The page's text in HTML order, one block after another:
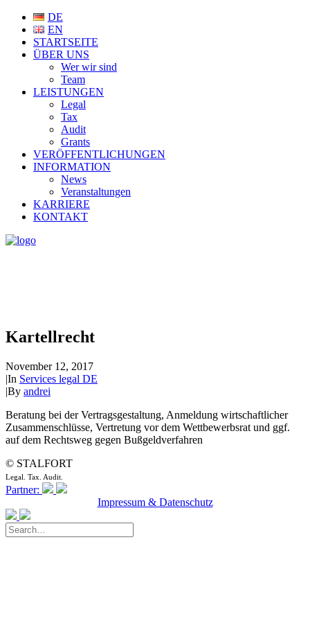
DE
EN
STARTSEITE
ÜBER UNS
Wer wir sind
Team
LEISTUNGEN
Legal
Tax
Audit
Grants
VERÖFFENTLICHUNGEN
INFORMATION
News
Veranstaltungen
KARRIERE
KONTAKT
Kartellrecht
November 12, 2017
|In Services legal DE
|By andrei
Beratung bei der Vertragsgestaltung, Anmeldung wirtschaftlicher
Zusammenschlüsse, Vertretung vor dem Wettbewerbsrat und ggf.
auf dem Rechtsweg gegen Bußgeldverfahren
© STALFORT
Legal. Tax. Audit.
Partner:
Impressum & Datenschutz